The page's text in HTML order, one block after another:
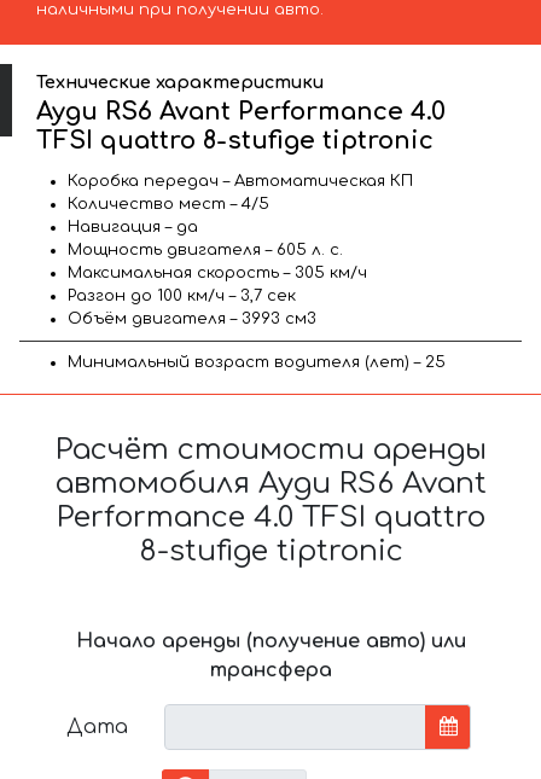
наличными при получении авто.
Технические характеристики
Ауди RS6 Avant Performance 4.0
TFSI quattro 8-stufige tiptronic
Коробка передач – Автоматическая КП
Количество мест – 4/5
Навигация – да
Мощность двигателя – 605 л. с.
Максимальная скорость – 305 км/ч
Разгон до 100 км/ч – 3,7 сек
Объём двигателя – 3993 см3
Минимальный возраст водителя (лет) – 25
Расчёт стоимости аренды
автомобиля Ауди RS6 Avant
Performance 4.0 TFSI quattro
8-stufige tiptronic
Начало аренды (получение авто) или
трансфера
Дата